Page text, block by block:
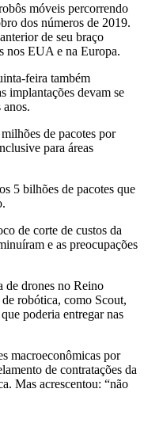
móveis percorrendo
dos números de 2019.
de seu braço
nos EUA e na Europa.
feira também
implantações devam se
de pacotes por
para áreas
5 bilhões de pacotes que
de corte de custos da
e as preocupações
de drones no Reino
robótica, como Scout,
poderia entregar nas
macroeconômicas por
de contratações da
Mas acrescentou: “não